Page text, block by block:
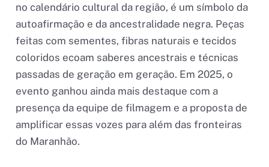
no calendário cultural da região, é um símbolo da
autoafirmação e da ancestralidade negra. Peças
feitas com sementes, fibras naturais e tecidos
coloridos ecoam saberes ancestrais e técnicas
passadas de geração em geração. Em 2025, o
evento ganhou ainda mais destaque com a
presença da equipe de filmagem e a proposta de
amplificar essas vozes para além das fronteiras
do Maranhão.